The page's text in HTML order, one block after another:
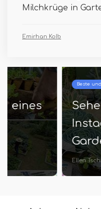
Milchkrüge in
Emirhan Kolb
Beste und oberste Gartenarbeit
Sehen Sie,
Instagram
Garden